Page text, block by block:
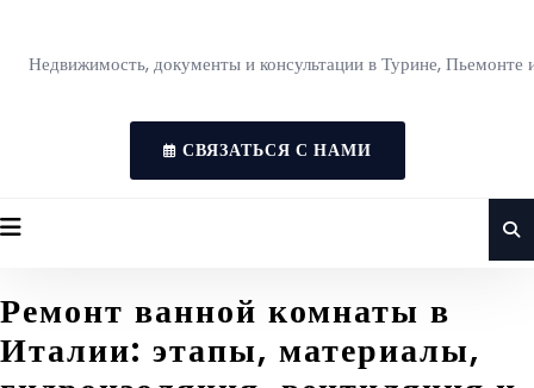
Недвижимость, документы и консультации в Турине, Пьемонте
СВЯЗАТЬСЯ С НАМИ
Ремонт ванной комнаты в
Италии: этапы, материалы,